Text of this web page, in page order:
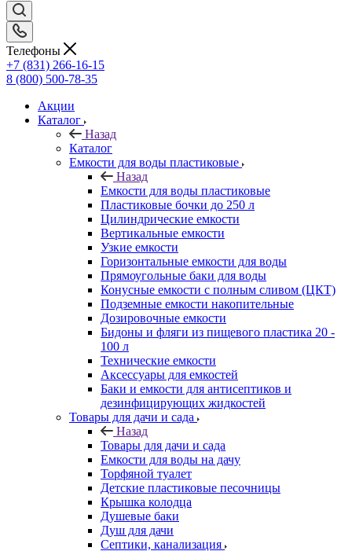
Телефоны
+7 (831) 266-16-15
8 (800) 500-78-35
Акции
Каталог
Назад
Каталог
Емкости для воды пластиковые
Назад
Емкости для воды пластиковые
Пластиковые бочки до 250 л
Цилиндрические емкости
Вертикальные емкости
Узкие емкости
Горизонтальные емкости для воды
Прямоугольные баки для воды
Конусные емкости с полным сливом (ЦКТ)
Подземные емкости накопительные
Дозировочные емкости
Бидоны и фляги из пищевого пластика 20 -
100 л
Технические емкости
Аксессуары для емкостей
Баки и емкости для антисептиков и
дезинфицирующих жидкостей
Товары для дачи и сада
Назад
Товары для дачи и сада
Емкости для воды на дачу
Торфяной туалет
Детские пластиковые песочницы
Крышка колодца
Душевые баки
Душ для дачи
Септики, канализация